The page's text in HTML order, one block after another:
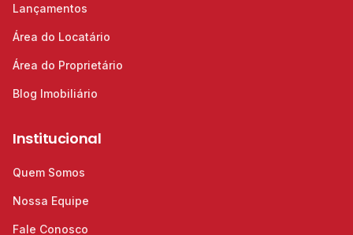
Lançamentos
Área do Locatário
Área do Proprietário
Blog Imobiliário
Institucional
Quem Somos
Nossa Equipe
Fale Conosco